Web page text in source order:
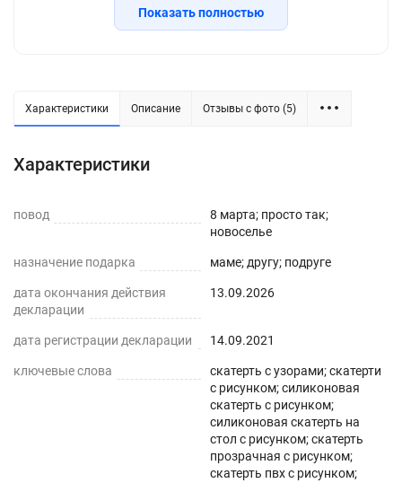
подарком на день рождения, новоселье и другие
семейные праздники, включая новый год.
(выдерживает до 80 градусов без деформации),
водоотталкивающее, долговечное, не желтеет со
размеров или закруглить углы. Внимание: мы
усадку. Весь ассортимент Вы можете увидеть в
Показать полностью
Характеристики Описание Отзывы с фото (5)
Характеристики
повод
8 марта; просто так;
новоселье
назначение подарка маме; другу; подруге
дата окончания действия
декларации
13.09.2026
дата регистрации декларации 14.09.2021
ключевые слова
скатерть с узорами; скатерти
с рисунком; силиконовая
скатерть с рисунком;
силиконовая скатерть на
стол с рисунком; скатерть
прозрачная с рисунком;
скатерть пвх с рисунком;